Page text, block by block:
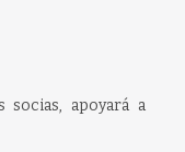
socias, apoyará a